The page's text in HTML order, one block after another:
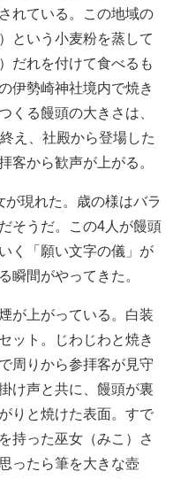
れている。この地域の
という小麦粉を蒸して
だれを付けて食べるも
伊勢崎神社境内で焼き
くる饅頭の大きさは、
え、社殿から登場した
客から歓声が上がる。
現れた。歳の様はバラ
そうだ。この4人が饅頭
く「願い文字の儀」が
瞬間がやってきた。
が上がっている。白装
ット。じわじわと焼き
周りから参拝客が見守
け声と共に、饅頭が裏
りと焼けた表面。すで
持った巫女（みこ）さ
ったら筆を大きな壺